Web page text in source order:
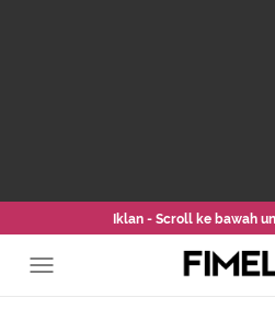
Iklan - Scroll ke bawah